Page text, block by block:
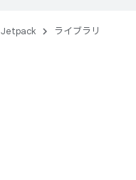
Jetpack ライブラリ